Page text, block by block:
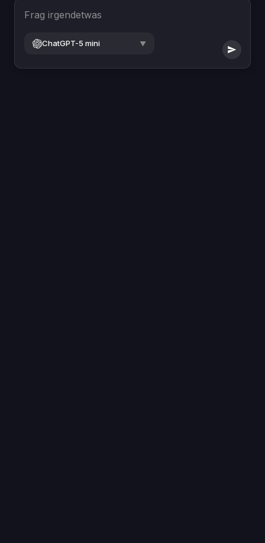
Frag irgendetwas
ChatGPT-5 mini ▼